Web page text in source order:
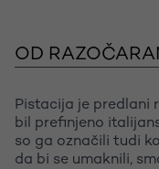
OD
Pistacija je predlani
bil prefinjeno
so ga označili tudi
da bi se umaknili,